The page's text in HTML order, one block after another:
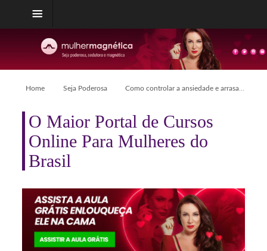
Home Seja Poderosa Como controlar a ansiedade e arrasar na conquista
O Maior Portal de Cursos
Online Para Mulheres do
Brasil